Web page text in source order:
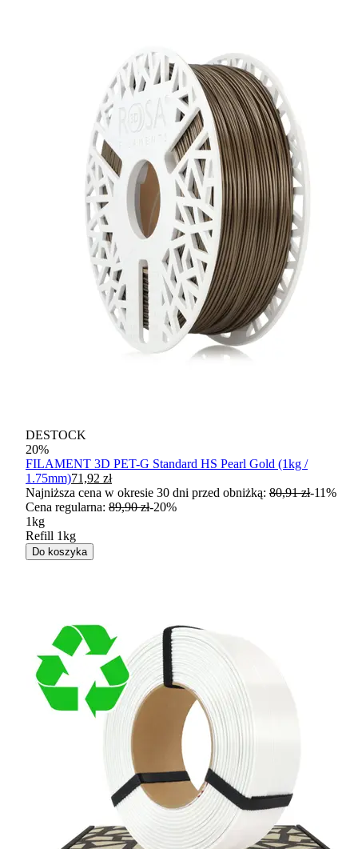
DESTOCK
20%
FILAMENT 3D PET-G Standard HS Pearl Gold (1kg /
1.75mm)71,92 zł
Najniższa cena w okresie 30 dni przed obniżką: 80,91 zł-11%
Cena regularna: 89,90 zł-20%
1kg
Refill 1kg
Do koszyka